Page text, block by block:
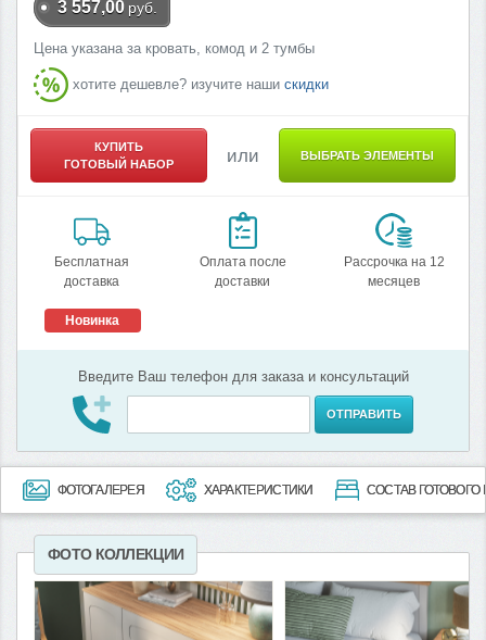
3 557,00 руб.
Цена указана за кровать, комод и 2 тумбы
хотите дешевле? изучите наши скидки
КУПИТЬ
ГОТОВЫЙ НАБОР
или ВЫБРАТЬ ЭЛЕМЕНТЫ
Бесплатная
доставка
Оплата после
доставки
Рассрочка на 12
месяцев
Новинка
Введите Ваш телефон для заказа и консультаций
ОТПРАВИТЬ
ФОТОГАЛЕРЕЯ ХАРАКТЕРИСТИКИ СОСТАВ ГОТОВОГО
ФОТО КОЛЛЕКЦИИ